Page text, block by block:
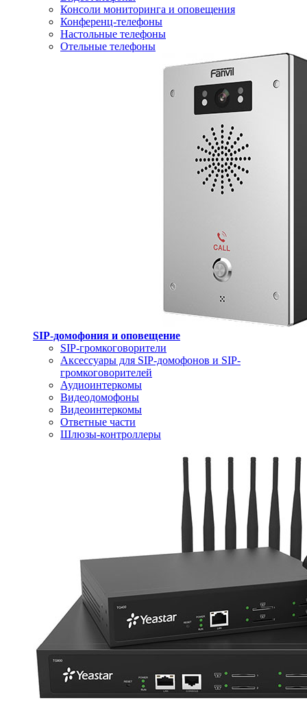
Консоли мониторинга и оповещения
Конференц-телефоны
Настольные телефоны
Отельные телефоны
SIP-домофония и оповещение
SIP-громкоговорители
Аксессуары для SIP-домофонов и SIP-
громкоговорителей
Аудиоинтеркомы
Видеодомофоны
Видеоинтеркомы
Ответные части
Шлюзы-контроллеры